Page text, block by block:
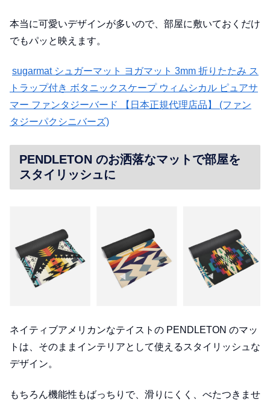
本当に可愛いデザインが多いので、部屋に敷いておくだけ
でもパッと映えます。
sugarmat シュガーマット ヨガマット 3mm 折りたたみ ス
トラップ付き ボタニックスケープ ウィムシカル ピュアサ
マー ファンタジーバード 【日本正規代理店品】 (ファン
タジーパクシニバーズ)
PENDLETON のお洒落なマットで部屋を
スタイリッシュに
ネイティブアメリカンなテイストの PENDLETON のマッ
トは、そのままインテリアとして使えるスタイリッシュな
デザイン。
もちろん機能性もばっちりで、滑りにくく、べたつきませ